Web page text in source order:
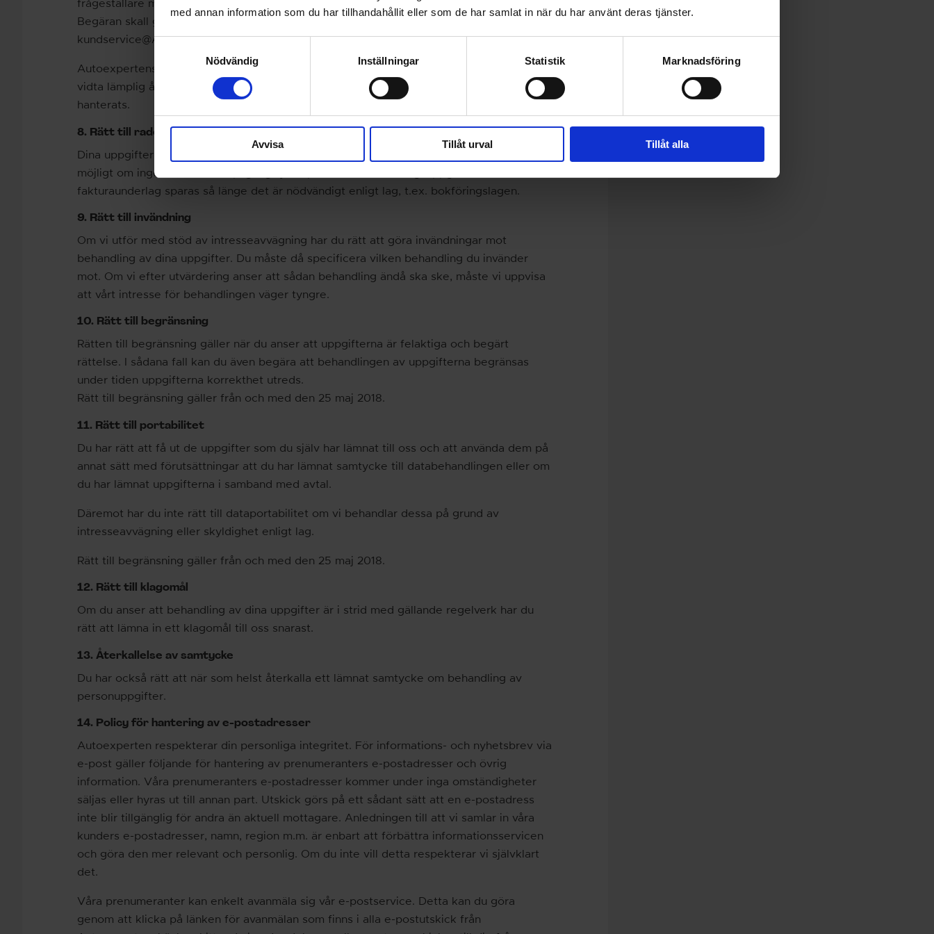
med annan information som du har tillhandahållit eller som de har samlat in när du har använt deras tjänster.
Samtyckesval
Nödvändig
Inställningar Statistik Marknadsföring
Avvisa Tillåt urval Tillåt alla
frågeställare menar att någon uppgift är felaktig har du rätt att begära att få detta rättat.
Begäran skall göras hos Autoexpertens kundservice via e post:
kundservice@Autoexperten.se.
Autoexpertens kundservice skall skyndsamt ta ställning till om begäran är befogad och
vidta lämplig åtgärd och därefter underrätta dig som frågeställare om hur rättelsen
hanterats.
8. Rätt till radering
Dina uppgifter sparas så länge du är kund hos oss och därefter raderas så snart som
möjligt om ingen annan tillämplig lag tyder på annat. Faktureringsuppgifter och
fakturaunderlag sparas så länge det är nödvändigt enligt lag, t.ex. bokföringslagen.
9. Rätt till invändning
Om vi utför med stöd av intresseavvägning har du rätt att göra invändningar mot
behandling av dina uppgifter. Du måste då specificera vilken behandling du invänder
mot. Om vi efter utvärdering anser att sådan behandling ändå ska ske, måste vi uppvisa
att vårt intresse för behandlingen väger tyngre.
10. Rätt till begränsning
Rätten till begränsning gäller när du anser att uppgifterna är felaktiga och begärt
rättelse. I sådana fall kan du även begära att behandlingen av uppgifterna begränsas
under tiden uppgifterna korrekthet utreds.
Rätt till begränsning gäller från och med den 25 maj 2018.
11. Rätt till portabilitet
Du har rätt att få ut de uppgifter som du själv har lämnat till oss och att använda dem på
annat sätt med förutsättningar att du har lämnat samtycke till databehandlingen eller om
du har lämnat uppgifterna i samband med avtal.
Däremot har du inte rätt till dataportabilitet om vi behandlar dessa på grund av
intresseavvägning eller skyldighet enligt lag.
Rätt till begränsning gäller från och med den 25 maj 2018.
12. Rätt till klagomål
Om du anser att behandling av dina uppgifter är i strid med gällande regelverk har du
rätt att lämna in ett klagomål till oss snarast.
13. Återkallelse av samtycke
Du har också rätt att när som helst återkalla ett lämnat samtycke om behandling av
personuppgifter.
14. Policy för hantering av e-postadresser
Autoexperten respekterar din personliga integritet. För informations- och nyhetsbrev via
e-post gäller följande för hantering av prenumeranters e-postadresser och övrig
information. Våra prenumeranters e-postadresser kommer under inga omständigheter
säljas eller hyras ut till annan part. Utskick görs på ett sådant sätt att en e-postadress
inte blir tillgänglig för andra än aktuell mottagare. Anledningen till att vi samlar in våra
kunders e-postadresser, namn, region m.m. är enbart att förbättra informationsservicen
och göra den mer relevant och personlig. Om du inte vill detta respekterar vi självklart
det.
Våra prenumeranter kan enkelt avanmäla sig vår e-postservice. Detta kan du göra
genom att klicka på länken för avanmälan som finns i alla e-postutskick från